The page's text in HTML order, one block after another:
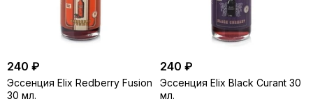
240 ₽
Эссенция Elix Redberry Fusion
30 мл.
240 ₽
Эссенция Elix Black Curant 30
мл.